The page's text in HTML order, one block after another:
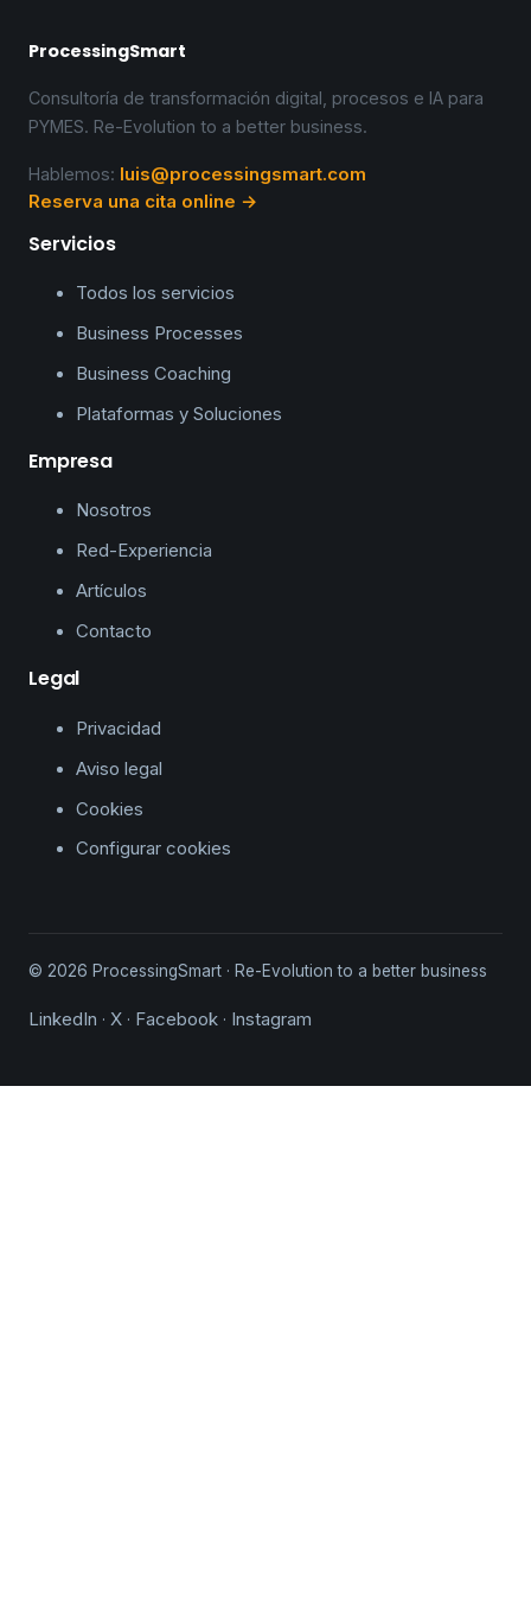
ProcessingSmart
Consultoría de transformación digital, procesos e IA para
PYMES. Re-Evolution to a better business.
Hablemos: luis@processingsmart.com
Reserva una cita online →
Servicios
Todos los servicios
Business Processes
Business Coaching
Plataformas y Soluciones
Empresa
Nosotros
Red-Experiencia
Artículos
Contacto
Legal
Privacidad
Aviso legal
Cookies
Configurar cookies
© 2026 ProcessingSmart · Re-Evolution to a better business
LinkedIn · X · Facebook · Instagram